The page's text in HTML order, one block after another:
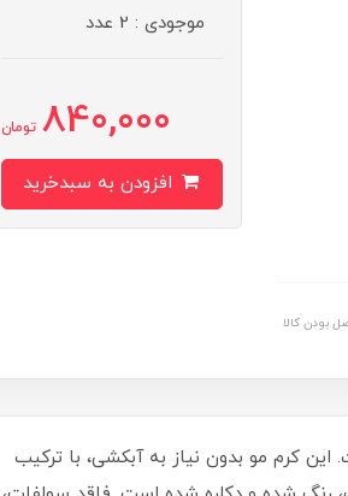
بودن کالا
موجودی : 2 عدد
840,000 تومان
این کرم مو بدون نیاز به آبکشی، با ترکیب